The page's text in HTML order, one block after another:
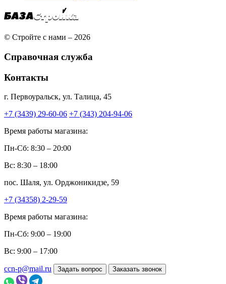
© Стройте с нами – 2026
Справочная служба
Контакты
г. Первоуральск, ул. Талица, 45
+7 (3439) 29-60-06 +7 (343) 204-94-06
Время работы магазина:
Пн-Сб: 8:30 – 20:00
Вс: 8:30 – 18:00
пос. Шаля, ул. Орджоникидзе, 59
+7 (34358) 2-29-59
Время работы магазина:
Пн-Сб: 9:00 – 19:00
Вс: 9:00 – 17:00
ccn-p@mail.ru Задать вопрос Заказать звонок